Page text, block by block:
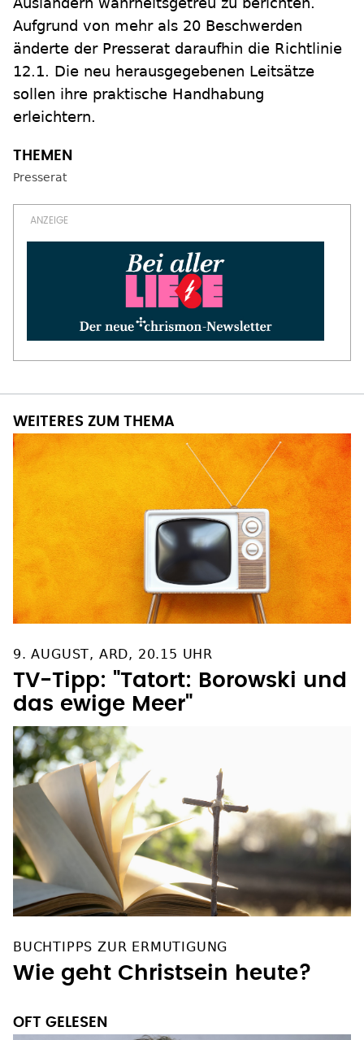
Aufgrund von mehr als 20 Beschwerden
änderte der Presserat daraufhin die Richtlinie
12.1. Die neu herausgegebenen Leitsätze
sollen ihre praktische Handhabung
erleichtern.
Presserat
WEITERES ZUM THEMA
9. AUGUST, ARD, 20.15 UHR
TV-Tipp: "Tatort: Borowski und
das ewige Meer"
BUCHTIPPS ZUR ERMUTIGUNG
Wie geht Christsein heute?
OFT GELESEN